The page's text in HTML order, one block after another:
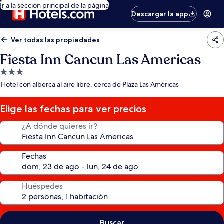
Ir a la sección principal de la página
Descargar la app
Ver todas las propiedades
Fiesta Inn Cancun Las Americas
Propiedad
de
estrellas
Hotel con alberca al aire libre, cerca de Plaza Las Américas
Elige las fechas para ver precios
¿A dónde quieres ir?
Fechas
Huéspedes